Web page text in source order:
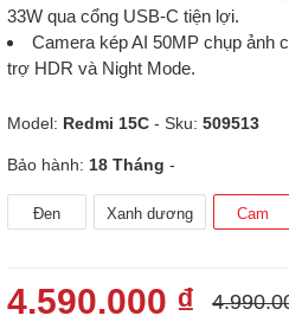
33W qua cổng USB-C tiện lợi.
Camera kép AI 50MP chụp ảnh
trợ HDR và Night Mode.
Model: Redmi 15C - Sku: 509513
Bảo hành: 18 Tháng -
Đen Xanh dương Cam
4.590.000 ₫